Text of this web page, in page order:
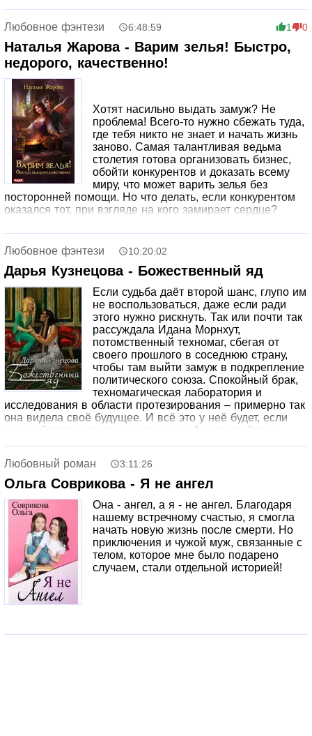
и курьезных событий.
Любовное фэнтези 6:48:59 1 0
Наталья Жарова - Варим зелья! Быстро,
недорого, качественно!
Хотят насильно выдать замуж? Не
проблема! Всего-то нужно сбежать туда,
где тебя никто не знает и начать жизнь
заново. Самая талантливая ведьма
столетия готова организовать бизнес,
обойти конкурентов и доказать всему
миру, что может варить зелья без
посторонней помощи. Но что делать, если конкурентом
оказался тот, при взгляде на кого замирает сердце?
Любовное фэнтези 10:20:02
Дарья Кузнецова - Божественный яд
Если судьба даёт второй шанс, глупо им
не воспользоваться, даже если ради
этого нужно рискнуть. Так или почти так
рассуждала Идана Морнхут,
потомственный техномаг, сбегая от
своего прошлого в соседнюю страну,
чтобы там выйти замуж в подкрепление
политического союза. Спокойный брак,
техномагическая лаборатория и
исследования в области протезирования – примерно так
она видела своё будущее. И всё это у неё будет, если
она выберет правильного мужчину. А если выберет
Любовный роман 3:11:26
Ольга Соврикова - Я не ангел
Она - ангел, а я - не ангел. Благодаря
нашему встречному счастью, я смогла
начать новую жизнь после смерти. Но
приключения и чужой муж, связанные с
телом, которое мне было подарено
случаем, стали отдельной историей!